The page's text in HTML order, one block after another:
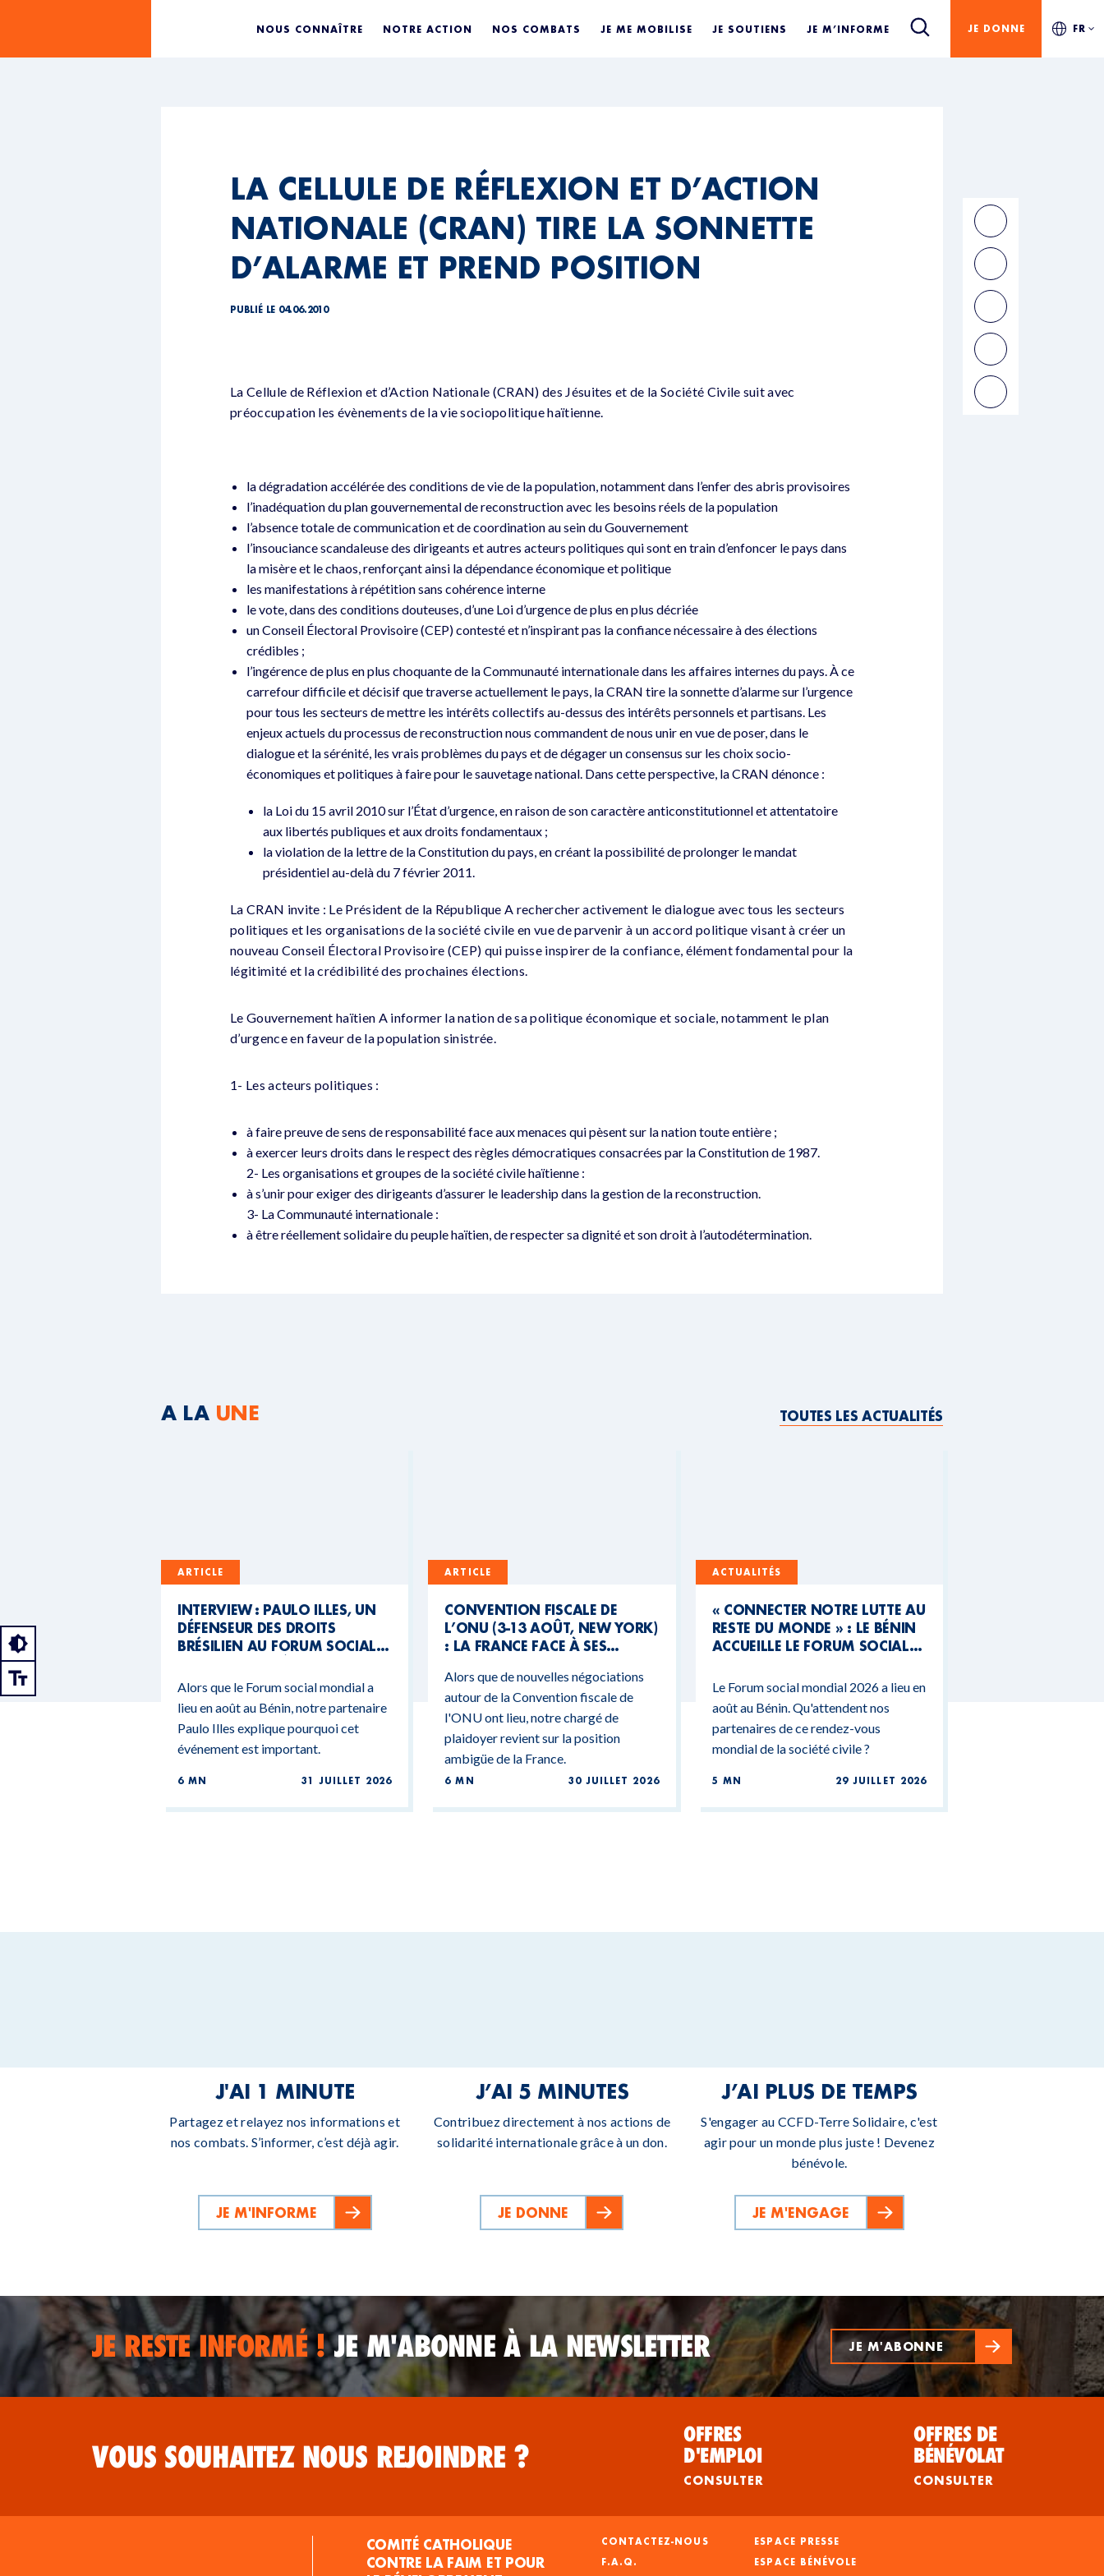
NOUS CONNAÎTRE NOTRE ACTION NOS COMBATS JE ME MOBILISE JE SOUTIENS JE M’INFORME JE DONNE FR
LA CELLULE DE RÉFLEXION ET D’ACTION
NATIONALE (CRAN) TIRE LA SONNETTE
D’ALARME ET PREND POSITION
PUBLIÉ LE 04.06.2010
La Cellule de Réflexion et d’Action Nationale (CRAN) des Jésuites et de la Société Civile suit avec
préoccupation les évènements de la vie sociopolitique haïtienne.
la dégradation accélérée des conditions de vie de la population, notamment dans l’enfer des abris provisoires
l’inadéquation du plan gouvernemental de reconstruction avec les besoins réels de la population
l’absence totale de communication et de coordination au sein du Gouvernement
l’insouciance scandaleuse des dirigeants et autres acteurs politiques qui sont en train d’enfoncer le pays dans
la misère et le chaos, renforçant ainsi la dépendance économique et politique
les manifestations à répétition sans cohérence interne
le vote, dans des conditions douteuses, d’une Loi d’urgence de plus en plus décriée
un Conseil Électoral Provisoire (CEP) contesté et n’inspirant pas la confiance nécessaire à des élections
crédibles ;
l’ingérence de plus en plus choquante de la Communauté internationale dans les affaires internes du pays. À ce
carrefour difficile et décisif que traverse actuellement le pays, la CRAN tire la sonnette d’alarme sur l’urgence
pour tous les secteurs de mettre les intérêts collectifs au-dessus des intérêts personnels et partisans. Les
enjeux actuels du processus de reconstruction nous commandent de nous unir en vue de poser, dans le
dialogue et la sérénité, les vrais problèmes du pays et de dégager un consensus sur les choix socio-
économiques et politiques à faire pour le sauvetage national. Dans cette perspective, la CRAN dénonce :
la Loi du 15 avril 2010 sur l’État d’urgence, en raison de son caractère anticonstitutionnel et attentatoire
aux libertés publiques et aux droits fondamentaux ;
la violation de la lettre de la Constitution du pays, en créant la possibilité de prolonger le mandat
présidentiel au-delà du 7 février 2011.
La CRAN invite : Le Président de la République A rechercher activement le dialogue avec tous les secteurs
politiques et les organisations de la société civile en vue de parvenir à un accord politique visant à créer un
nouveau Conseil Électoral Provisoire (CEP) qui puisse inspirer de la confiance, élément fondamental pour la
légitimité et la crédibilité des prochaines élections.
Le Gouvernement haïtien A informer la nation de sa politique économique et sociale, notamment le plan
d’urgence en faveur de la population sinistrée.
1- Les acteurs politiques :
à faire preuve de sens de responsabilité face aux menaces qui pèsent sur la nation toute entière ;
à exercer leurs droits dans le respect des règles démocratiques consacrées par la Constitution de 1987.
2- Les organisations et groupes de la société civile haïtienne :
à s’unir pour exiger des dirigeants d’assurer le leadership dans la gestion de la reconstruction.
3- La Communauté internationale :
à être réellement solidaire du peuple haïtien, de respecter sa dignité et son droit à l’autodétermination.
A LA UNE TOUTES LES ACTUALITÉS
ARTICLE
INTERVIEW : PAULO ILLES, UN
DÉFENSEUR DES DROITS
BRÉSILIEN AU FORUM SOCIAL
Alors que le Forum social mondial a
lieu en août au Bénin, notre partenaire
Paulo Illes explique pourquoi cet
événement est important.
6 MN 31 JUILLET 2026
ARTICLE
CONVENTION FISCALE DE
L’ONU (3-13 AOÛT, NEW YORK)
: LA FRANCE FACE À SES
BUDGÉTAIRES
Alors que de nouvelles négociations
autour de la Convention fiscale de
l'ONU ont lieu, notre chargé de
plaidoyer revient sur la position
ambigüe de la France.
6 MN 30 JUILLET 2026
ACTUALITÉS
« CONNECTER NOTRE LUTTE AU
RESTE DU MONDE » : LE BÉNIN
ACCUEILLE LE FORUM SOCIAL
Le Forum social mondial 2026 a lieu en
août au Bénin. Qu'attendent nos
partenaires de ce rendez-vous
mondial de la société civile ?
5 MN 29 JUILLET 2026
J'AI 1 MINUTE
Partagez et relayez nos informations et
nos combats. S’informer, c’est déjà agir.
JE M'INFORME
J’AI 5 MINUTES
Contribuez directement à nos actions de
solidarité internationale grâce à un don.
JE DONNE
J’AI PLUS DE TEMPS
S'engager au CCFD-Terre Solidaire, c'est
agir pour un monde plus juste ! Devenez
bénévole.
JE M'ENGAGE
JE RESTE INFORMÉ !JE M'ABONNE À LA NEWSLETTER JE M'ABONNE
VOUS SOUHAITEZ NOUS REJOINDRE ?
OFFRES
D'EMPLOI
CONSULTER
OFFRES DE
BÉNÉVOLAT
CONSULTER
COMITÉ CATHOLIQUE
CONTRE LA FAIM ET POUR
CONTACTEZ-NOUS
F.A.Q.
ESPACE PRESSE
ESPACE BÉNÉVOLE